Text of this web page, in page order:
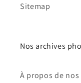
Sitemap
Nos archives
À propos de nos